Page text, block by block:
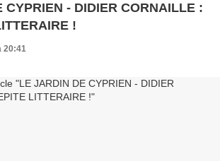
CYPRIEN - DIDIER CORNAILLE :
!
20:41